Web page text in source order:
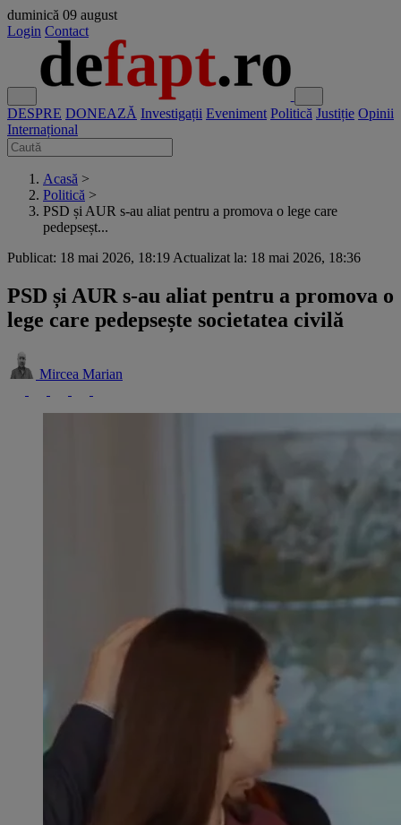
duminică 09 august
Login Contact
DESPRE DONEAZĂ Investigații Eveniment Politică Justiție Opinii
Internațional
Acasă >
Politică >
PSD și AUR s-au aliat pentru a promova o lege care
pedepseșt...
Publicat: 18 mai 2026, 18:19 Actualizat la: 18 mai 2026, 18:36
PSD și AUR s-au aliat pentru a promova o
lege care pedepsește societatea civilă
Mircea Marian